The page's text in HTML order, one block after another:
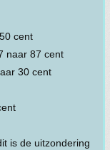
cent
naar 87 cent
30 cent
is de uitzondering